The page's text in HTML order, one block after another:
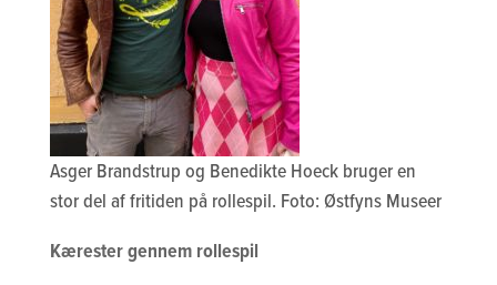
Asger Brandstrup og Benedikte Hoeck bruger en
stor del af fritiden på rollespil. Foto: Østfyns Museer
Kærester gennem rollespil